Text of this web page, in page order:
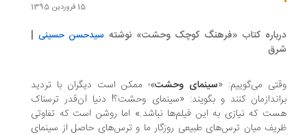
کتاب «فرهنگ کوچک وحشت» نوشتهسیدحسن حسینی|
می‌گوییم: «سینمای وحشت»؛ ممکن است دیگران با تردید
کنند و بگویند: «سینمای وحشت؟! دنیا آن‌قدر ترسناک
که نیازی به این فیلم‌ها نباشد.» اما روشن است که تفاوتی
میان ترس‌های طبیعی روزگار ما و ترس‌های حاصل از سینمای